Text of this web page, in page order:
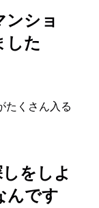
ンショ
した
たくさん入る
をしよ
んです